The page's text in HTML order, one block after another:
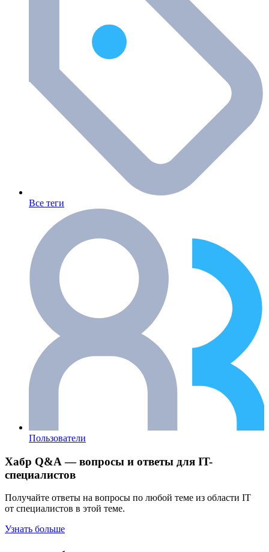
Все теги
Пользователи
Хабр Q&A — вопросы и ответы для IT-
специалистов
Получайте ответы на вопросы по любой теме из области IT
от специалистов в этой теме.
Узнать больше